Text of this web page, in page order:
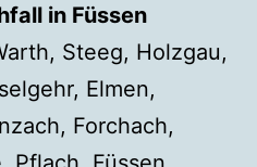
in Füssen
Steeg, Holzgau,
Elmen,
Forchach,